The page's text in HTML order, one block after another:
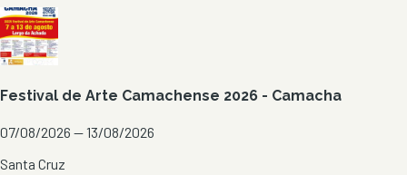
Festival de Arte Camachense 2026 - Camacha
07/08/2026 — 13/08/2026
Santa Cruz